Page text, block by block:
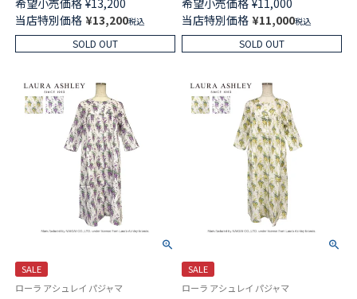
パジャマ 前ボタン 8分袖 長丈パ
ンツ ラドホールフルーツ柄 レ
ディース 73286093
当店特別価格 ¥13,200税込
SOLD OUT
ゼ 7分袖 ワンピース 前ボタン
ウィステリア柄 レディース
73286084
当店特別価格 ¥11,000税込
SOLD OUT
SALE
ローラ アシュレイ パジャマ
SALE
ローラ アシュレイ パジャマ